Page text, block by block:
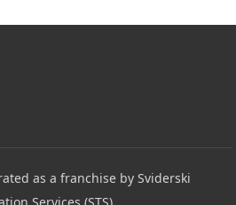
e
as a franchise by Sviderski